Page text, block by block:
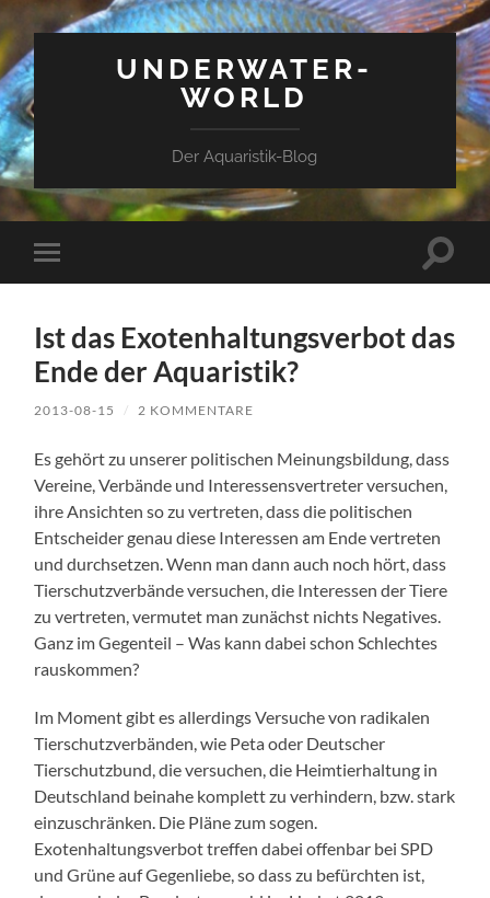
UNDERWATER-
WORLD
Der Aquaristik-Blog
Mobile-
Menü
Ist das Exotenhaltungsverbot das
Ende der Aquaristik?
2013-08-15 / 2 KOMMENTARE
Es gehört zu unserer politischen Meinungsbildung, dass
Vereine, Verbände und Interessensvertreter versuchen,
ihre Ansichten so zu vertreten, dass die politischen
Entscheider genau diese Interessen am Ende vertreten
und durchsetzen. Wenn man dann auch noch hört, dass
Tierschutzverbände versuchen, die Interessen der Tiere
zu vertreten, vermutet man zunächst nichts Negatives.
Ganz im Gegenteil – Was kann dabei schon Schlechtes
rauskommen?
Im Moment gibt es allerdings Versuche von radikalen
Tierschutzverbänden, wie Peta oder Deutscher
Tierschutzbund, die versuchen, die Heimtierhaltung in
Deutschland beinahe komplett zu verhindern, bzw. stark
einzuschränken. Die Pläne zum sogen.
Exotenhaltungsverbot treffen dabei offenbar bei SPD
und Grüne auf Gegenliebe, so dass zu befürchten ist,